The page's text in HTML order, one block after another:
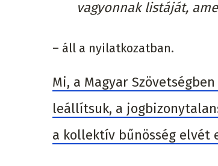
vagyonnak listáját,
– áll a nyilatkozatban.
Mi, a Magyar
leállítsuk, a
a kollektív bűnösség elvét